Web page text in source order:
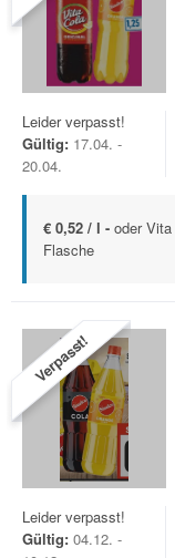
Leider verpasst!
Gültig: 17.04. -
20.04.
€ 0,52 / l - oder
Flasche
Verpasst!
Leider verpasst!
Gültig: 04.12. -